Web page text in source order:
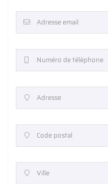
 Adresse email
Numéro de téléphone
 Adresse
 Code postal
 Ville